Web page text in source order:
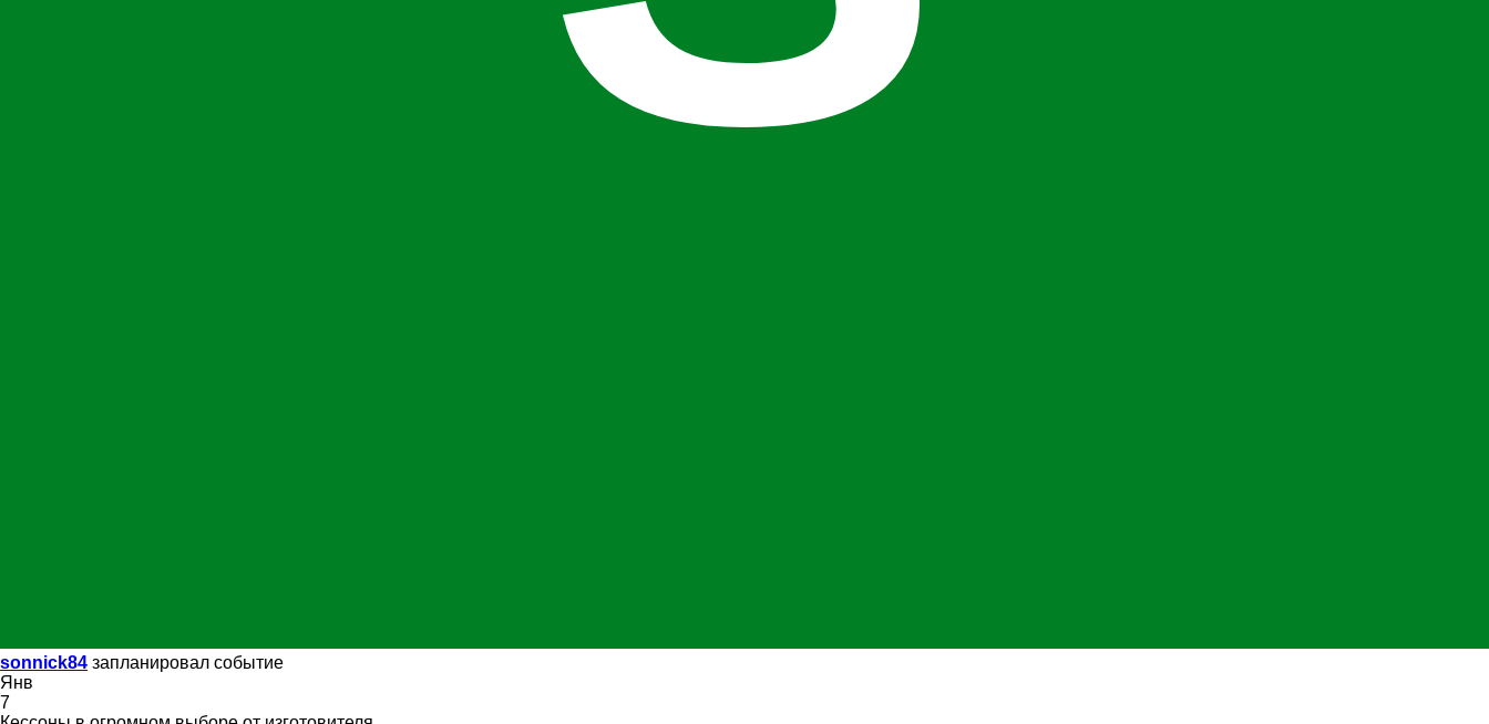
sonnick84 запланировал событие
Янв
7